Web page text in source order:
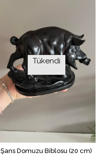
Tükendi
Şans Domuzu Biblosu (20 cm)